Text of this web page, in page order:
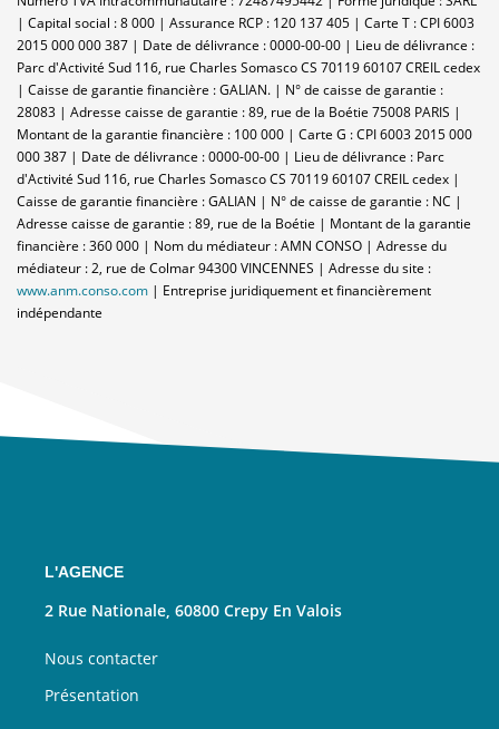
| Capital social : 8 000 | Assurance RCP : 120 137 405 | Carte T : CPI 6003
2015 000 000 387 | Date de délivrance : 0000-00-00 | Lieu de délivrance :
Parc d'Activité Sud 116, rue Charles Somasco CS 70119 60107 CREIL cedex
| Caisse de garantie financière : GALIAN. | N° de caisse de garantie :
28083 | Adresse caisse de garantie : 89, rue de la Boétie 75008 PARIS |
Montant de la garantie financière : 100 000 | Carte G : CPI 6003 2015 000
000 387 | Date de délivrance : 0000-00-00 | Lieu de délivrance : Parc
d'Activité Sud 116, rue Charles Somasco CS 70119 60107 CREIL cedex |
Caisse de garantie financière : GALIAN | N° de caisse de garantie : NC |
Adresse caisse de garantie : 89, rue de la Boétie | Montant de la garantie
financière : 360 000 | Nom du médiateur : AMN CONSO | Adresse du
médiateur : 2, rue de Colmar 94300 VINCENNES | Adresse du site :
www.anm.conso.com | Entreprise juridiquement et financièrement
indépendante
L'AGENCE
2 Rue Nationale, 60800 Crepy En Valois
Nous contacter
Présentation